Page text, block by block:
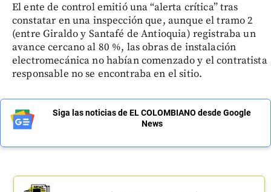
El ente de control emitió una “alerta crítica” tras
constatar en una inspección que, aunque el tramo 2
(entre Giraldo y Santafé de Antioquia) registraba un
avance cercano al 80 %, las obras de instalación
electromecánica no habían comenzado y el contratista
responsable no se encontraba en el sitio.
Siga las noticias de EL COLOMBIANO desde Google
News